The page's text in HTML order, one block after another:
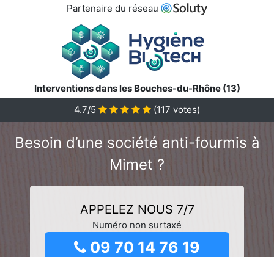
Partenaire du réseau
Interventions dans les Bouches-du-Rhône (13)
4.7/5
(117 votes)
Besoin d’une société anti-fourmis à
Mimet ?
APPELEZ NOUS 7/7
Numéro non surtaxé
09 70 14 76 19